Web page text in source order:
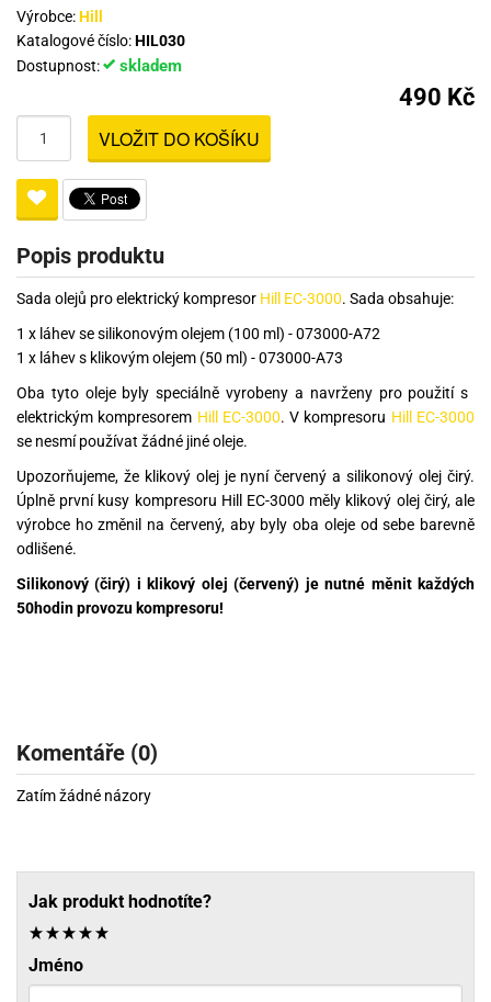
Výrobce:Hill
Katalogové číslo:HIL030
Dostupnost:
skladem
490 Kč
VLOŽIT DO KOŠÍKU
Popis produktu
Sada olejů pro elektrický kompresor Hill EC-3000. Sada obsahuje:
1 x láhev se silikonovým olejem (100 ml) - 073000-A72
1 x láhev s klikovým olejem (50 ml) - 073000-A73
Oba tyto oleje byly speciálně vyrobeny a navrženy pro použití s ​​
elektrickým kompresorem Hill EC-3000. V kompresoru Hill EC-3000
se nesmí používat žádné jiné oleje.
Upozorňujeme, že klikový olej je nyní červený a silikonový olej čirý.
Úplně první kusy kompresoru Hill EC-3000 měly klikový olej čirý, ale
výrobce ho změnil na červený, aby byly oba oleje od sebe barevně
odlišené.
Silikonový (čirý) i klikový olej (červený) je nutné měnit každých
50hodin provozu kompresoru!
Komentáře (0)
Zatím žádné názory
Jak produkt hodnotíte?
Jméno